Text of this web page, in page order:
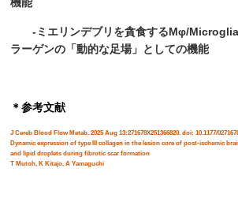
-ミエリンデブリを貪食するMφ/Microglia
ラーゲンの「動的な足場」としての機能
＊参考文献
J Cereb Blood Flow Metab. 2025 Aug 13:271678X251366820. doi: 10.1177/
Dynamic expression of type III collagen in the lesion core of post-ischemic
and lipid droplets during fibrotic scar formation
T Mutoh, K Kitajo, A Yamaguchi